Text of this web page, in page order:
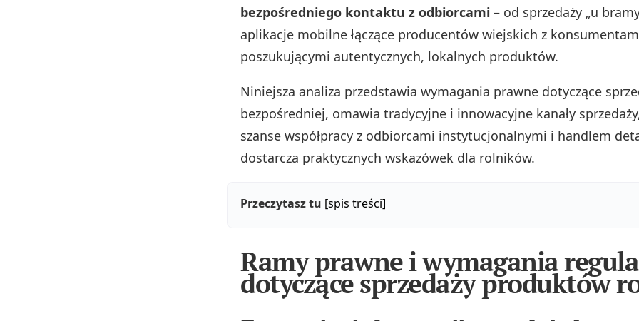
bezpośredniego kontaktu z odbiorcami – od sprzedaży „u
aplikacje mobilne łączące producentów wiejskich z
poszukującymi autentycznych, lokalnych produktów.
Niniejsza analiza przedstawia wymagania prawne dotyczące
bezpośredniej, omawia tradycyjne i innowacyjne kanały
szanse współpracy z odbiorcami instytucjonalnymi i handlem
dostarcza praktycznych wskazówek dla rolników.
Przeczytasz tu [spis treści]
Ramy prawne i wymagania
dotyczące sprzedaży produktów